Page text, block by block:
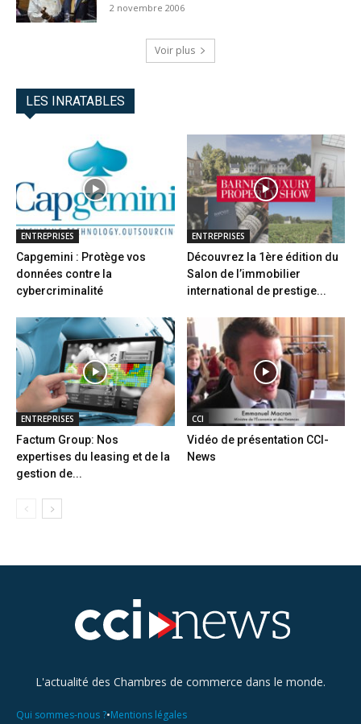
2 novembre 2006
Voir plus
LES INRATABLES
ENTREPRISES
Capgemini : Protège vos
données contre la
cybercriminalité
ENTREPRISES
Découvrez la 1ère édition du
Salon de l’immobilier
international de prestige...
ENTREPRISES
Factum Group: Nos
expertises du leasing et de la
gestion de...
CCI
Vidéo de présentation CCI-
News
L'actualité des Chambres de commerce dans le monde.
Qui sommes-nous ?•Mentions légales